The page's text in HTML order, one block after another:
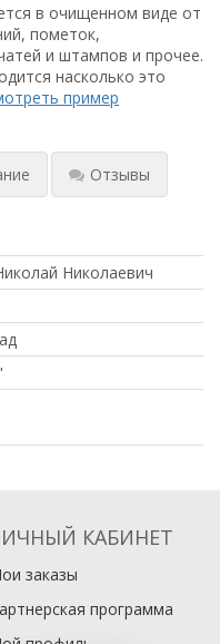
в очищенном виде от
пометок,
и штампов и прочее.
насколько это
пример
Отзывы
Николаевич
КАБИНЕТ
заказы
программа